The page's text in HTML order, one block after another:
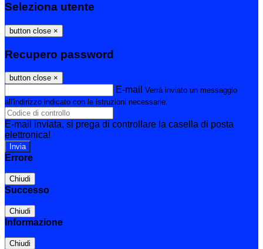
Seleziona utente
button close ×
Recupero password
button close ×
E-mail Verrà inviato un messaggio
all'indirizzo indicato con le istruzioni necessarie.
E-mail inviata, si prega di controllare la casella di posta
elettronica!
Errore
Chiudi
Successo
Chiudi
Informazione
Chiudi